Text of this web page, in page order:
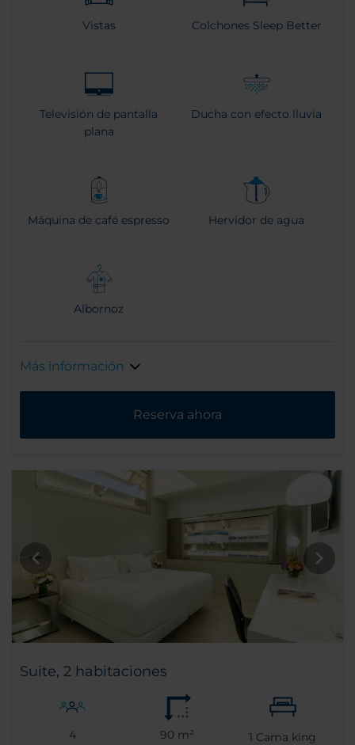
Vistas Colchones Sleep Better
Televisión de pantalla
plana
Ducha con efecto lluvia
Máquina de café espresso Hervidor de agua
Albornoz
Más información
Reserva ahora
Suite, 2 habitaciones
4 90 m² 1 Cama king